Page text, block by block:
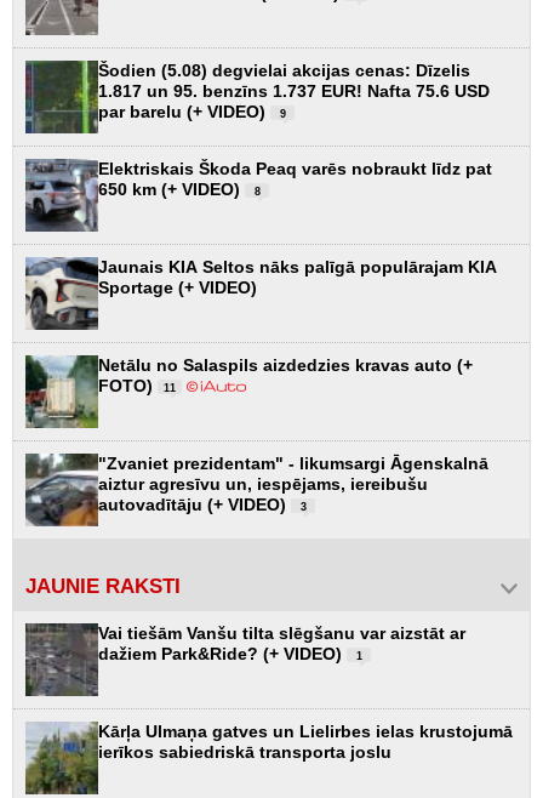
Šodien (5.08) degvielai akcijas cenas: Dīzelis
1.817 un 95. benzīns 1.737 EUR! Nafta 75.6 USD
par barelu (+ VIDEO)
9
Elektriskais Škoda Peaq varēs nobraukt līdz pat
650 km (+ VIDEO)
8
Jaunais KIA Seltos nāks palīgā populārajam KIA
Sportage (+ VIDEO)
Netālu no Salaspils aizdedzies kravas auto (+
FOTO)
11
"Zvaniet prezidentam" - likumsargi Āgenskalnā
aiztur agresīvu un, iespējams, iereibušu
autovadītāju (+ VIDEO)
3
JAUNIE RAKSTI
Vai tiešām Vanšu tilta slēgšanu var aizstāt ar
dažiem Park&Ride? (+ VIDEO)
1
Kārļa Ulmaņa gatves un Lielirbes ielas krustojumā
ierīkos sabiedriskā transporta joslu